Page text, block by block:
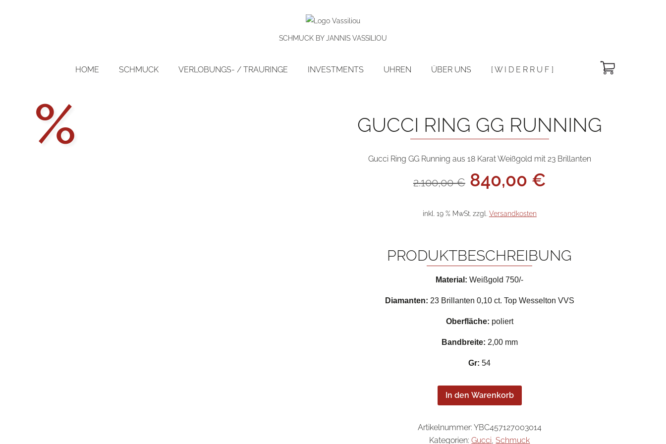
SCHMUCK BY JANNIS VASSILIOU
HOME SCHMUCK VERLOBUNGS- / TRAURINGE INVESTMENTS UHREN ÜBER UNS [ W I D E R R U F ]
Aktionspreis!
% GUCCI RING GG RUNNING
Gucci Ring GG Running aus 18 Karat Weißgold mit 23 Brillanten
2.100,00€ Ursprünglicher
Preis
war:
2.100,00 €
840,00 €
inkl. 19 % MwSt. zzgl. Versandkosten
PRODUKTBESCHREIBUNG
Material: Weißgold 750/-
Diamanten: 23 Brillanten 0,10 ct. Top Wesselton VVS
Oberfläche: poliert
Bandbreite: 2,00 mm
Gr: 54
In den Warenkorb
Artikelnummer: YBC457127003014
Kategorien:Gucci ,Schmuck